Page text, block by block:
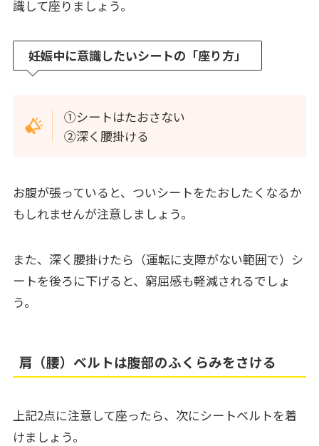
識して座りましょう。
妊娠中に意識したいシートの「座り方」
➀シートはたおさない
➁深く腰掛ける
お腹が張っていると、ついシートをたおしたくなるか
もしれませんが注意しましょう。
また、深く腰掛けたら（運転に支障がない範囲で）シ
ートを後ろに下げると、窮屈感も軽減されるでしょ
う。
肩（腰）ベルトは腹部のふくらみをさける
上記2点に注意して座ったら、次にシートベルトを着
けましょう。